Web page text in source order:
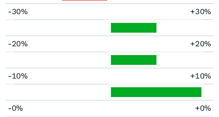
-30% +30%
-20% +20%
-10% +10%
-0% +0%